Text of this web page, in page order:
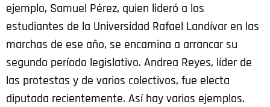
ejemplo, Samuel Pérez, quien lideró a los
estudiantes de la Universidad Rafael Landívar en las
marchas de ese año, se encamina a arrancar su
segundo período legislativo. Andrea Reyes, líder de
las protestas y de varios colectivos, fue electa
diputada recientemente. Así hay varios ejemplos.